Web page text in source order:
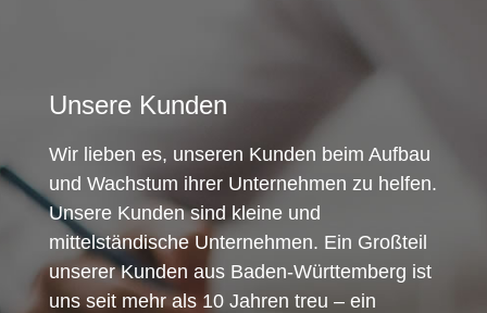
Unsere Kunden
Wir lieben es, unseren Kunden beim Aufbau
und Wachstum ihrer Unternehmen zu helfen.
Unsere Kunden sind kleine und
mittelständische Unternehmen. Ein Großteil
unserer Kunden aus Baden-Württemberg ist
uns seit mehr als 10 Jahren treu – ein